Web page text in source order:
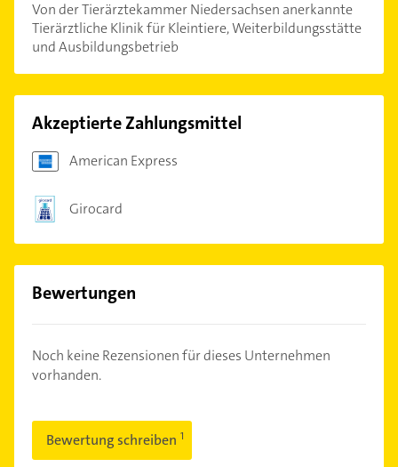
Von der Tierärztekammer Niedersachsen anerkannte
Tierärztliche Klinik für Kleintiere, Weiterbildungsstätte
und Ausbildungsbetrieb
Akzeptierte Zahlungsmittel
American Express
Girocard
Bewertungen
Noch keine Rezensionen für dieses Unternehmen
vorhanden.
Bewertung schreiben